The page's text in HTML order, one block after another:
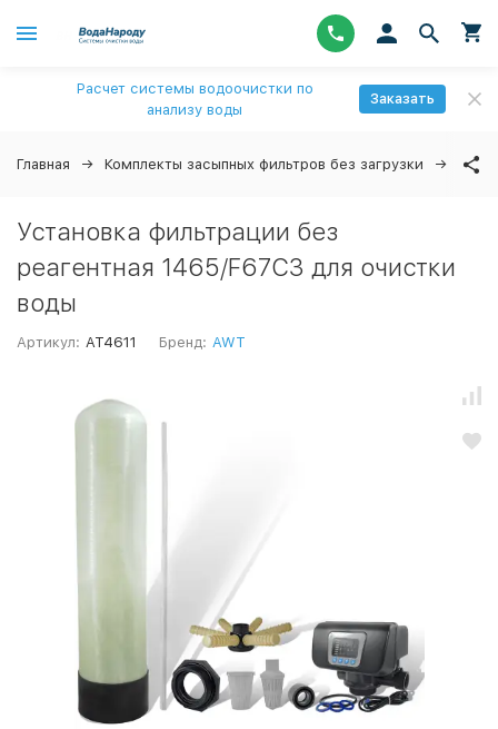
Расчет системы водоочистки по
анализу воды
Заказать
Главная Комплекты засыпных фильтров без загрузки
Установка фильтрации без
реагентная 1465/F67C3 для очистки
воды
Артикул: AT4611 Бренд: AWT